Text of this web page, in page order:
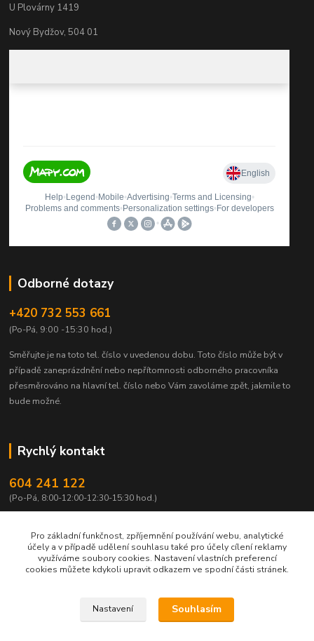
U Plovárny 1419
Nový Bydžov, 504 01
Odborné dotazy
+420 732 553 661
(Po-Pá, 9:00 -15:30 hod.)
Směřujte je na toto tel. číslo v uvedenou dobu. Toto číslo může být v
případě zaneprázdnění nebo nepřítomnosti odborného pracovníka
přesměrováno na hlavní tel. číslo nebo Vám zavoláme zpět, jakmile to
bude možné.
Rychlý kontakt
604 241 122
(Po-Pá, 8:00-12:00-12:30-15:30 hod.)
Copyright © 2022 Ing. Miloš Hušek - QTEST. Všechna práva vyhrazena.
Jakékoliv užití obsahu včetně převzetí, šíření či dalšího zpřístupňování článků,
Pro základní funkčnost, zpříjemnění používání webu, analytické
účely a v případě udělení souhlasu také pro účely cílení reklamy
využíváme soubory cookies. Nastavení vlastních preferencí
cookies můžete kdykoli upravit odkazem ve spodní části stránek.
Nastavení Souhlasím